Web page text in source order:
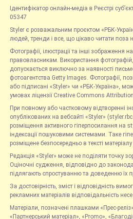
Ідентифікатор онлайн-медіа в Реєстрі
05347
Styler є розважальним проєктом «РБК-
людей, тренди і все, що цікаво читати поза
Фотографії, ілюстрації та інші зображення
правовласникам. Використання
допускається виключно за наявності
фотоагентства Getty Images. Фотографії,
або підписані «Styler» чи «РБК-Україна»,
умовах ліцензії Creative Commons
При повному або частковому відтворенні
опублікованих на вебсайті «Styler»
розміщення активного гіперпосилання на
індексації пошуковими системами. Таке
розміщене безпосередньо в тексті
Редакція «Styler» може не поділяти точку
Оціночні судження, відповідно до
підлягають спростуванню та доведенню їх
За достовірність, зміст і відповідність
рекламних матеріалів відповідальність
Матеріали, позначені плашками «Прес-
«Партнерський матеріал», «Promo»,